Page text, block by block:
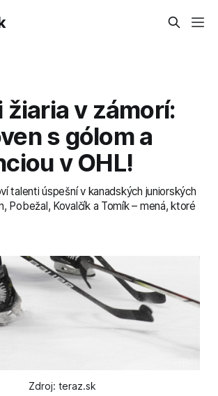
žiaria v zámorí:
s gólom a
v OHL!
talenti úspešní v kanadských juniorských
Pobežal, Kovalčík a Tomík – mená, ktoré
Zdroj: teraz.sk